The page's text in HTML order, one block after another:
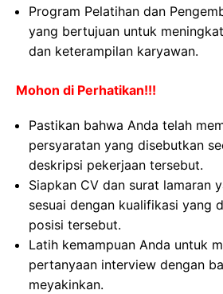
Program Pelatihan dan
yang bertujuan untuk
dan keterampilan karyawan.
Mohon di Perhatikan!!!
Pastikan bahwa Anda telah
persyaratan yang disebutkan
deskripsi pekerjaan tersebut.
Siapkan CV dan surat lamaran
sesuai dengan kualifikasi yang
posisi tersebut.
Latih kemampuan Anda untuk
pertanyaan interview dengan
meyakinkan.